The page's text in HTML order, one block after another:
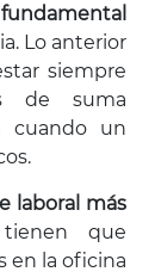
fundamental
Lo anterior
siempre
de suma
cuando un
laboral más
que
en la oficina